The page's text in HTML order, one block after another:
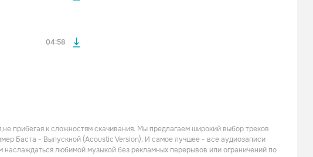
04:58
прибегая к сложностям скачивания. Мы предлагаем широкий выбор треков
Баста - Выпускной (Acoustic Version). И самое лучшее - все аудиозаписи
любимой музыкой без рекламных перерывов или ограничений по